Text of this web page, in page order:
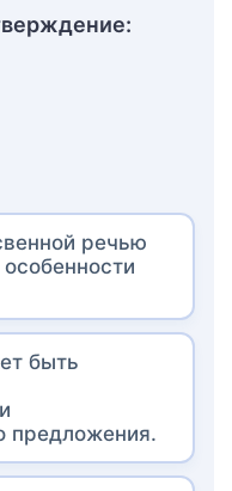
речью
быть
предложения.